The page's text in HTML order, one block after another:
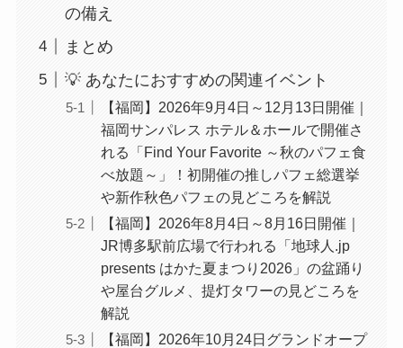
の備え
まとめ
💡 あなたにおすすめの関連イベント
【福岡】2026年9月4日～12月13日開催｜
福岡サンパレス ホテル＆ホールで開催さ
れる「Find Your Favorite ～秋のパフェ食
べ放題～」！初開催の推しパフェ総選挙
や新作秋色パフェの見どころを解説
【福岡】2026年8月4日～8月16日開催｜
JR博多駅前広場で行われる「地球人.jp
presents はかた夏まつり2026」の盆踊り
や屋台グルメ、提灯タワーの見どころを
解説
【福岡】2026年10月24日グランドオープ